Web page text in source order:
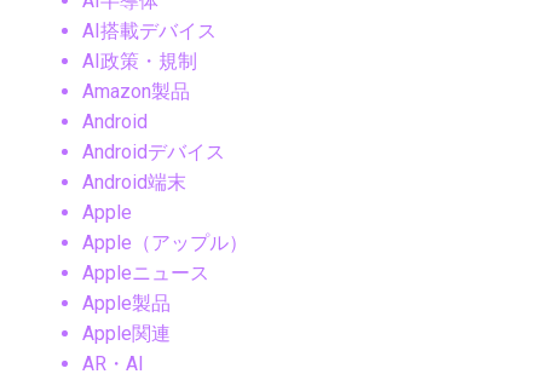
AI搭載デバイス
AI政策・規制
Amazon製品
Android
Androidデバイス
Android端末
Apple
Apple（アップル）
Appleニュース
Apple製品
Apple関連
AR・AI